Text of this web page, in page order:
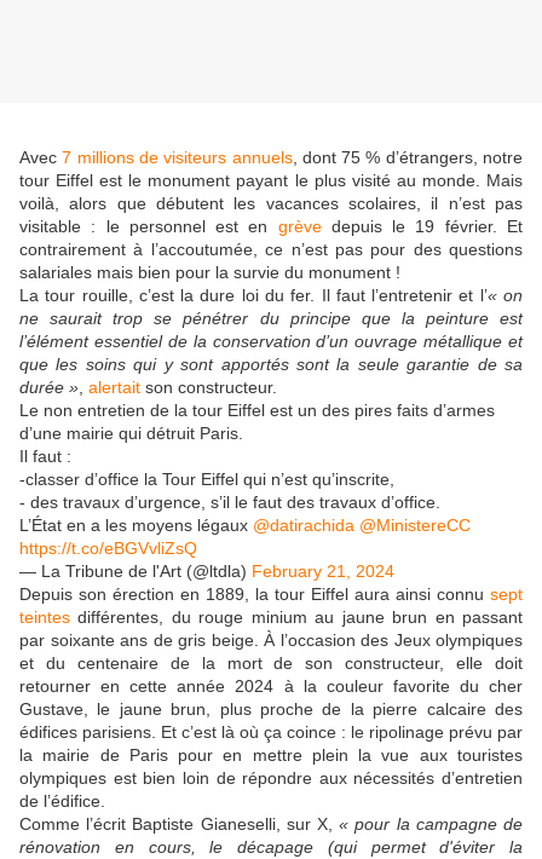
Avec 7 millions de visiteurs annuels, dont 75 % d’étrangers, notre
tour Eiffel est le monument payant le plus visité au monde. Mais
voilà, alors que débutent les vacances scolaires, il n’est pas
visitable : le personnel est en grèvedepuis le 19 février. Et
contrairement à l’accoutumée, ce n’est pas pour des questions
salariales mais bien pour la survie du monument !
La tour rouille, c’est la dure loi du fer. Il faut l’entretenir et l’« on
ne saurait trop se pénétrer du principe que la peinture est
l’élément essentiel de la conservation d’un ouvrage métallique et
que les soins qui y sont apportés sont la seule garantie de sa
durée » alertait son constructeur.
Le non entretien de la tour Eiffel est un des pires faits d’armes
d’une mairie qui détruit Paris.
Il faut :
-classer d’office la Tour Eiffel qui n’est qu’inscrite,
- des travaux d’urgence, s’il le faut des travaux d’office.
L’État en a les moyens légaux @datirachida @MinistereCC
https://t.co/eBGVvliZsQ
— La Tribune de l'Art (@ltdla) February 21, 2024
Depuis son érection en 1889, la tour Eiffel aura ainsi connu sept
teintes différentes, du rouge minium au jaune brun en passant
par soixante ans de gris beige. À l’occasion des Jeux olympiques
et du centenaire de la mort de son constructeur, elle doit
retourner en cette année 2024 à la couleur favorite du cher
Gustave, le jaune brun, plus proche de la pierre calcaire des
édifices parisiens. Et c’est là où ça coince : le ripolinage prévu par
la mairie de Paris pour en mettre plein la vue aux touristes
olympiques est bien loin de répondre aux nécessités d’entretien
de l’édifice.
Comme l’écrit Baptiste Gianeselli, sur X,« pour la campagne de
rénovation en cours, le décapage (qui permet d'éviter la